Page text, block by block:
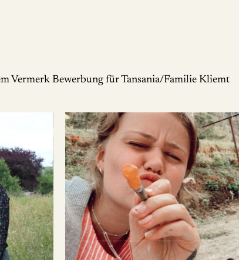
Vermerk Bewerbung für Tansania/Familie Kliemt